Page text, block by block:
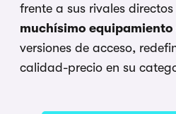
frente a sus rivales
muchísimo equipamiento
versiones de acceso,
calidad-precio en su